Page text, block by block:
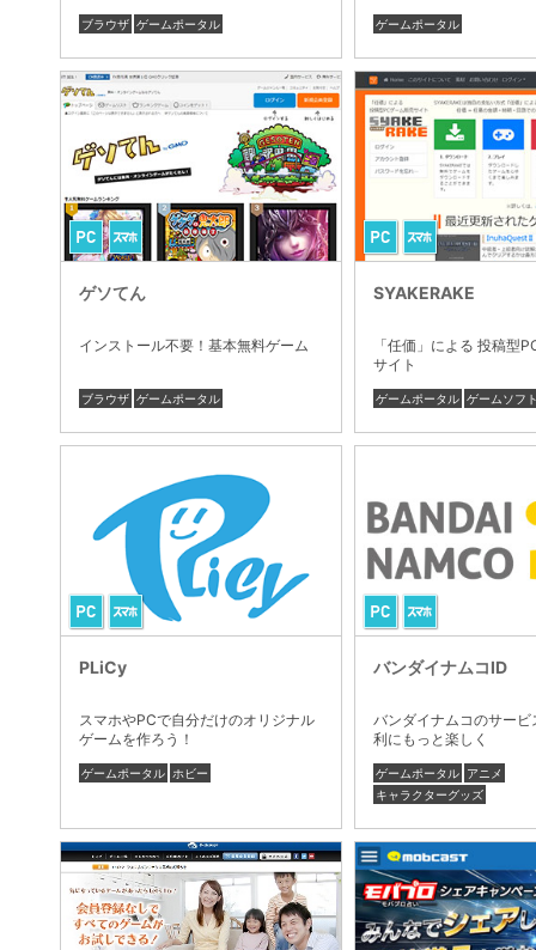
ブラウザ ゲームポータル ゲームポータル
ゲソてん
インストール不要！基本無料ゲーム
ブラウザ ゲームポータル
SYAKERAKE
「任価」による 投稿型
サイト
ゲームポータル ゲームソフ
PLiCy
スマホやPCで自分だけのオリジナル
ゲームを作ろう！
ゲームポータル ホビー
バンダイナムコID
バンダイナムコのサービ
利にもっと楽しく
ゲームポータル アニメ
キャラクターグッズ